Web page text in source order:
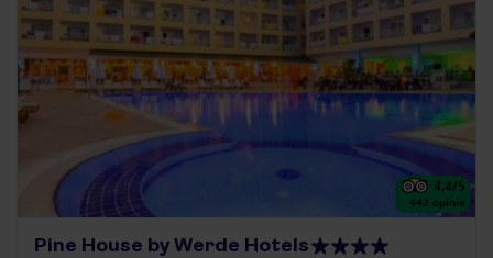
4.4/5
442 opinie
Pine House by Werde Hotels